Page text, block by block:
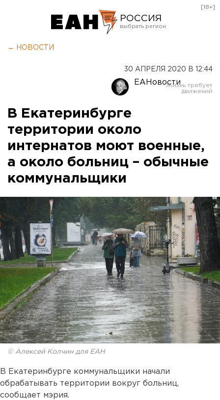
РОССИЯ
Оренбург
[18+]
← НОВОСТИ
30 АПРЕЛЯ 2020 В 12:44
ЕАНовости
В Екатеринбурге
территории около
интернатов моют военные,
а около больниц – обычные
коммунальщики
© Алексей Колчин для ЕАН
В Екатеринбурге коммунальщики начали
обрабатывать территории вокруг больниц,
сообщает мэрия.